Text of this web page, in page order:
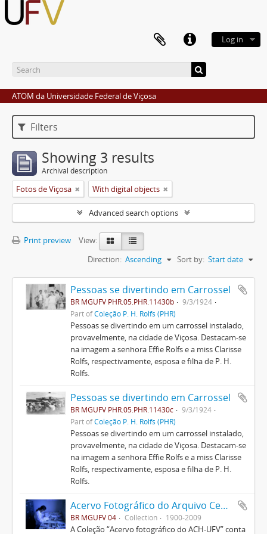
Log in
ATOM da Universidade Federal de Viçosa
Filters
Showing 3 results
Archival description
Fotos de Viçosa With digital objects
Advanced search options
Print preview
View:
Sort by: Start date
Direction: Ascending
Pessoas se divertindo em Carrossel
BR MGUFV PHR.05.PHR.11430b
9/3/1924
Part ofColeção P. H. Rolfs (PHR)
Pessoas se divertindo em um carrossel instalado,
provavelmente, na cidade de Viçosa. Destacam-se
na imagem a senhora Effie Rolfs e a miss Clarisse
Rolfs, respectivamente, esposa e filha de P. H.
Rolfs.
Pessoas se divertindo em Carrossel
BR MGUFV PHR.05.PHR.11430c
9/3/1924
Part ofColeção P. H. Rolfs (PHR)
Pessoas se divertindo em um carrossel instalado,
provavelmente, na cidade de Viçosa. Destacam-se
na imagem a senhora Effie Rolfs e a miss Clarisse
Rolfs, respectivamente, esposa e filha de P. H.
Rolfs.
Acervo Fotográfico do Arquivo Central Histórico da UFV
BR MGUFV 04 Collection 1900-2009
A Coleção “Acervo fotográfico do ACH-UFV” conta